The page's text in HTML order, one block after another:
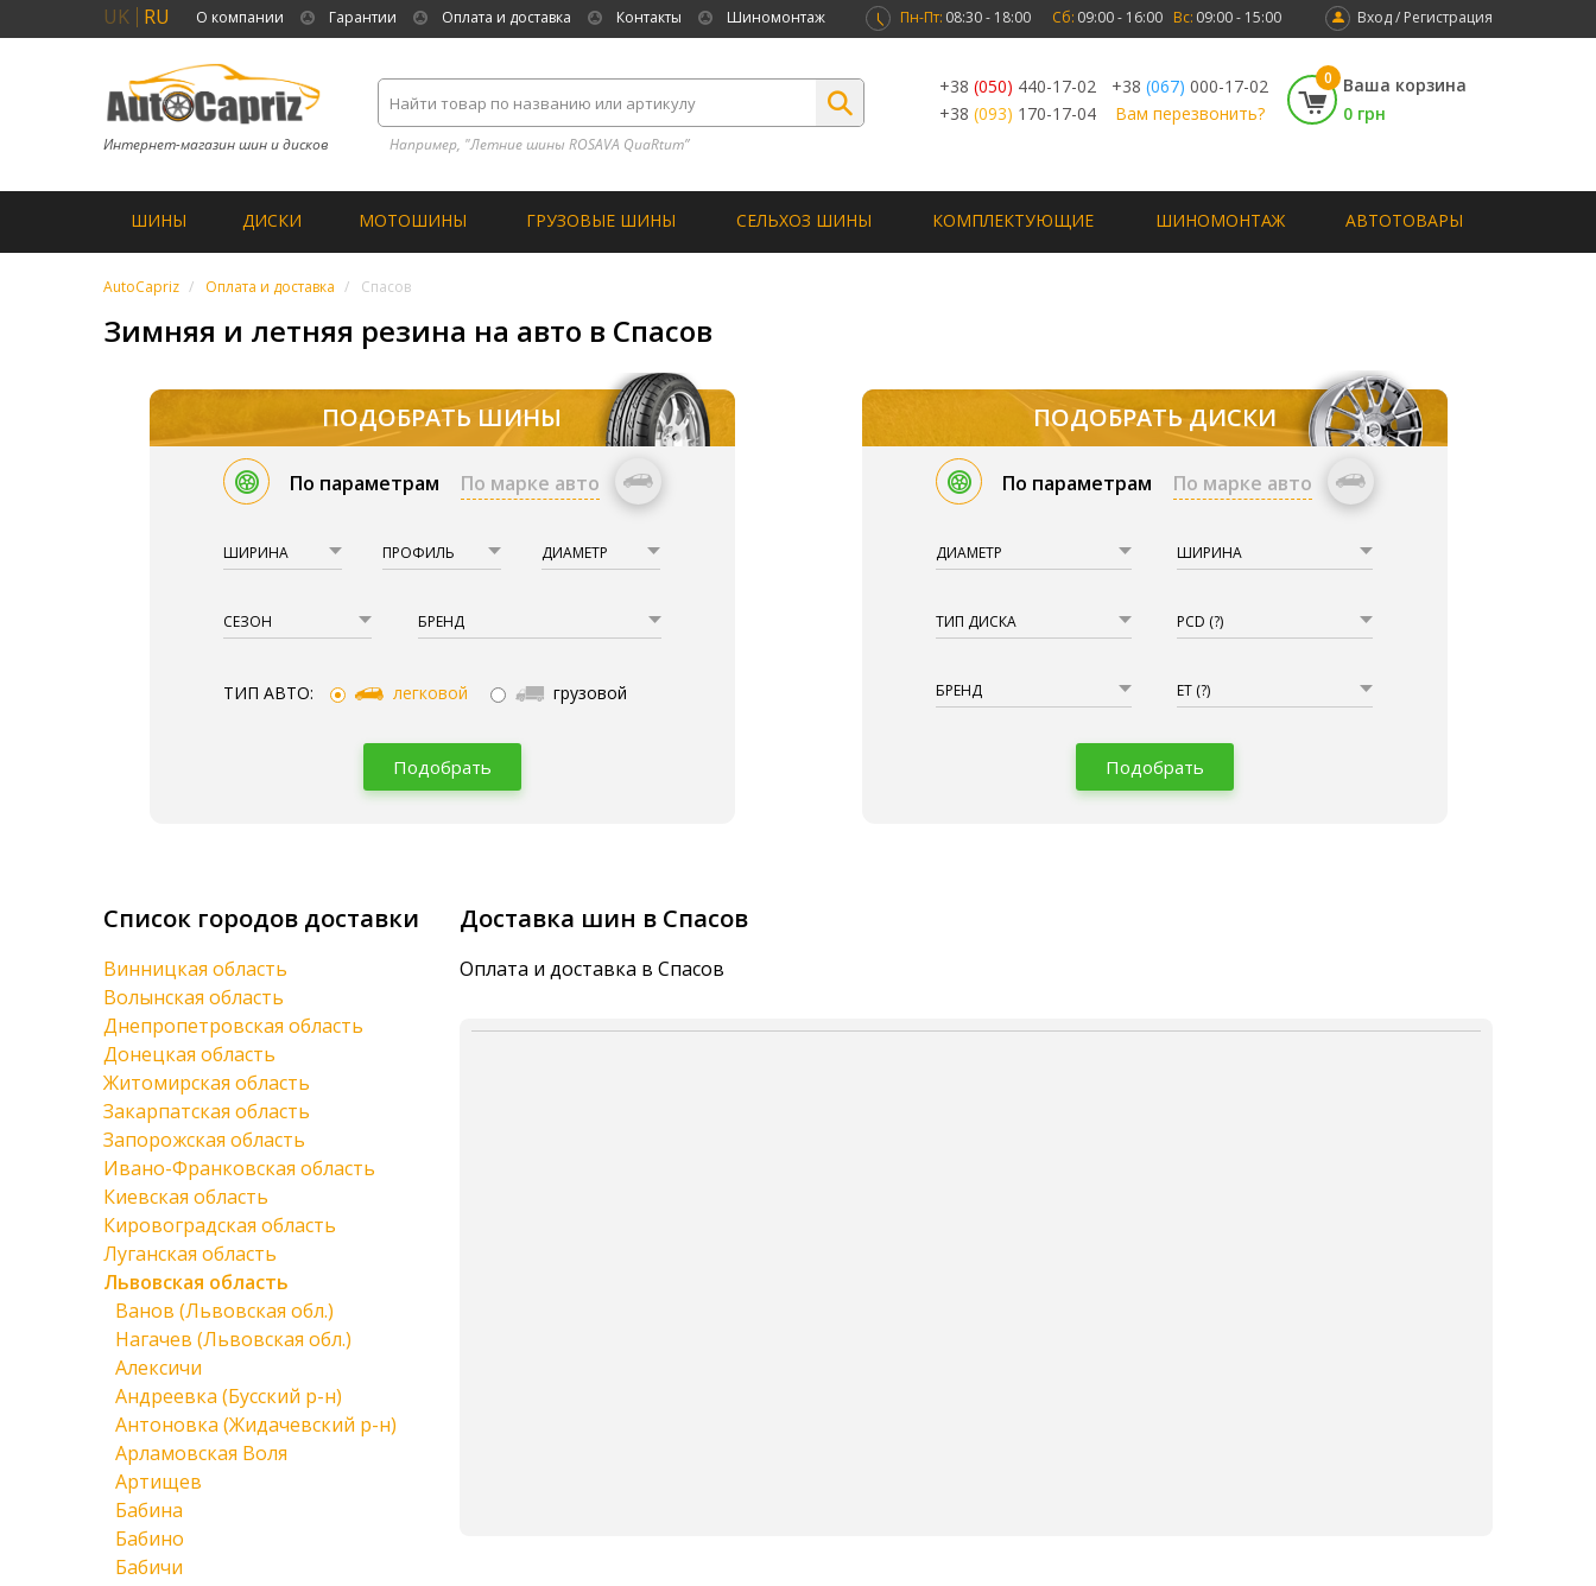
UK RU О компании Гарантии Оплата и доставка Контакты Шиномонтаж Вход / Регистрация
Пн-Пт: 08:30 - 18:00 Сб: 09:00 - 16:00 Вс: 09:00 - 15:00
Интернет-магазин шин и дисков Например, "Летние шины ROSAVA QuaRtum”
+38 (050) 440-17-02 +38 (067) 000-17-02
+38 (093) 170-17-04 Вам перезвонить?
0
Ваша корзина
0 грн
ШИНЫ ДИСКИ МОТОШИНЫ ГРУЗОВЫЕ ШИНЫ СЕЛЬХОЗ ШИНЫ КОМПЛЕКТУЮЩИЕ ШИНОМОНТАЖ АВТОТОВАРЫ
AutoCapriz Оплата и доставка Спасов
Зимняя и летняя резина на авто в Спасов
ПОДОБРАТЬ ШИНЫ
По параметрам По марке авто
ШИРИНА ПРОФИЛЬ ДИАМЕТР
СЕЗОН БРЕНД
ТИП АВТО: легковой грузовой
Подобрать
ПОДОБРАТЬ ДИСКИ
По параметрам По марке авто
ДИАМЕТР ШИРИНА
ТИП ДИСКА PCD (?)
БРЕНД ET (?)
Подобрать
Доставка шин в Спасов
Оплата и доставка в Спасов
Список городов доставки
Винницкая область
Волынская область
Днепропетровская область
Донецкая область
Житомирская область
Закарпатская область
Запорожская область
Ивано-Франковская область
Киевская область
Кировоградская область
Луганская область
Львовская область
Ванов (Львовская обл.)
Нагачев (Львовская обл.)
Алексичи
Андреевка (Бусский р-н)
Антоновка (Жидачевский р-н)
Арламовская Воля
Артищев
Бабина
Бабино
Бабичи